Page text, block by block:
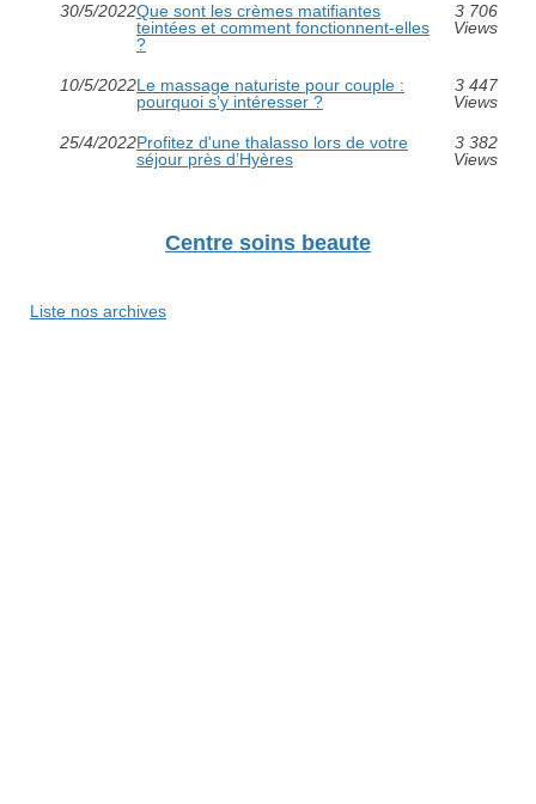
30/5/2022Que sont les crèmes matifiantes
teintées et comment fonctionnent-elles
?
3 706
Views
10/5/2022Le massage naturiste pour couple :
pourquoi s’y intéresser ?
3 447
Views
25/4/2022Profitez d'une thalasso lors de votre
séjour près d’Hyères
3 382
Views
Centre soins beaute
Liste nos archives